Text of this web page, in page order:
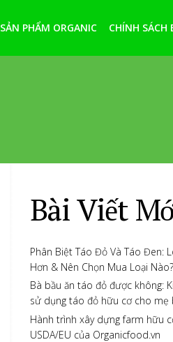
SẢN PHẨM ORGANIC CHÍNH SÁCH
Bài Viết
Phân Biệt Táo Đỏ Và Táo Đen:
Hơn & Nên Chọn Mua Loại Nào?
Bà bầu ăn táo đỏ được không:
sử dụng táo đỏ hữu cơ cho mẹ
Hành trình xây dựng farm hữu
USDA/EU của Organicfood.vn